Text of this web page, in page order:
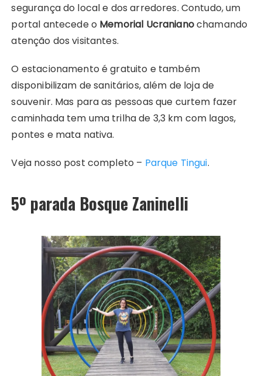
segurança do local e dos arredores. Contudo, um
portal antecede o Memorial Ucranianochamando
atenção dos visitantes.
O estacionamento é gratuito e também
disponibilizam de sanitários, além de loja de
souvenir. Mas para as pessoas que curtem fazer
caminhada tem uma trilha de 3,3 km com lagos,
pontes e mata nativa.
Veja nosso post completo – Parque Tingui.
5º parada Bosque Zaninelli